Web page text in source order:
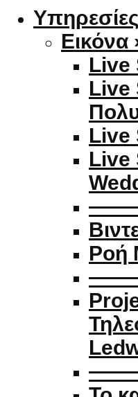
Υπηρεσίες
Εικόνα
Live
Live
Live
Live
Ροή